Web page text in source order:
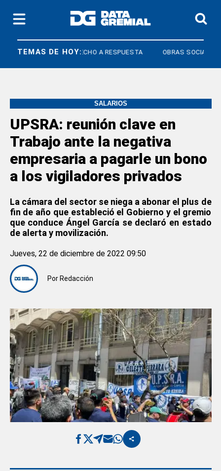
TEMAS DE HOY:
DERECHO A RESPUESTA OBRAS SOCIALES
SALARIOS
UPSRA: reunión clave en
Trabajo ante la negativa
empresaria a pagarle un bono
a los vigiladores privados
La cámara del sector se niega a abonar el plus de
fin de año que estableció el Gobierno y el gremio
que conduce Ángel García se declaró en estado
de alerta y movilización.
Por Redacción
Jueves, 22 de diciembre de 2022 09:50